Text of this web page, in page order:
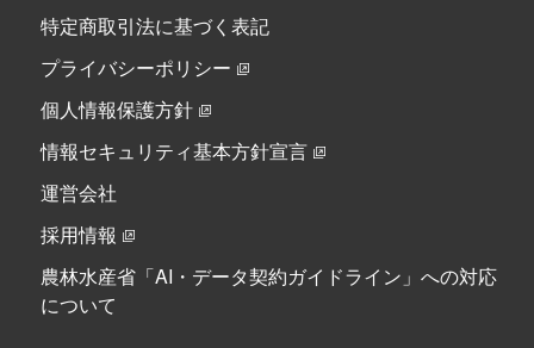
特定商取引法に基づく表記
プライバシーポリシー
個人情報保護方針
情報セキュリティ基本方針宣言
運営会社
採用情報
農林水産省「AI・データ契約ガイドライン」への対応
について